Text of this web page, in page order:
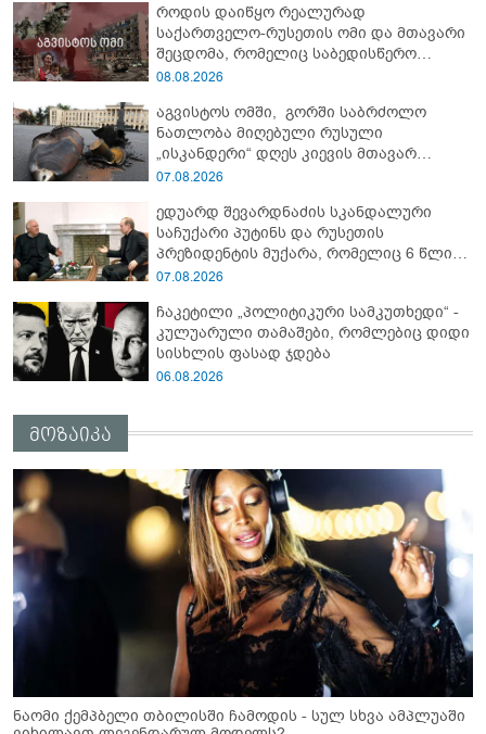
როდის დაიწყო რეალურად
საქართველო-რუსეთის ომი და მთავარი
შეცდომა, რომელიც საბედისწერო
გამოდგა
08.08.2026
აგვისტოს ომში, გორში საბრძოლო
ნათლობა მიღებული რუსული
„ისკანდერი“ დღეს კიევის მთავარ
კოშმარად იქცა
07.08.2026
ედუარდ შევარდნაძის სკანდალური
საჩუქარი პუტინს და რუსეთის
პრეზიდენტის მუქარა, რომელიც 6 წლის
შემდეგ აასრულა
07.08.2026
ჩაკეტილი „პოლიტიკური სამკუთხედი“ -
კულუარული თამაშები, რომლებიც დიდი
სისხლის ფასად ჯდება
06.08.2026
მოზაიკა
ნაომი ქემპბელი თბილისში ჩამოდის - სულ სხვა ამპლუაში